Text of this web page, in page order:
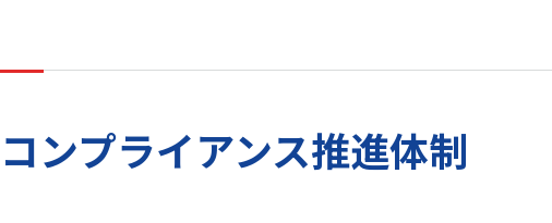
コンプライアンス推進体制